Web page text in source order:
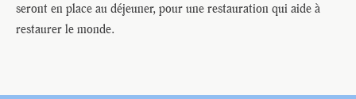
seront en place au déjeuner, pour une restauration qui aide à
restaurer le monde.